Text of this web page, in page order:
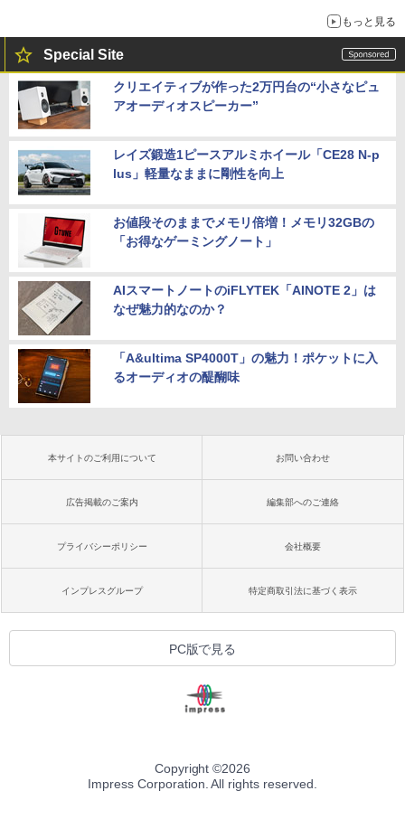
もっと見る
Special Site
クリエイティブが作った2万円台の“小さなピュ
アオーディオスピーカー”
レイズ鍛造1ピースアルミホイール「CE28 N-p
lus」軽量なままに剛性を向上
お値段そのままでメモリ倍増！メモリ32GBの
「お得なゲーミングノート」
AIスマートノートのiFLYTEK「AINOTE 2」は
なぜ魅力的なのか？
「A&ultima SP4000T」の魅力！ポケットに入
るオーディオの醍醐味
本サイトのご利用について お問い合わせ
広告掲載のご案内 編集部へのご連絡
プライバシーポリシー 会社概要
インプレスグループ 特定商取引法に基づく表示
PC版で見る
Copyright ©2026
Impress Corporation. All rights reserved.